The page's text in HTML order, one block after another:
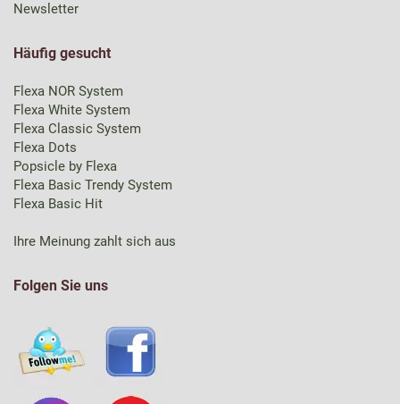
Newsletter
Häufig gesucht
Flexa NOR System
Flexa White System
Flexa Classic System
Flexa Dots
Popsicle by Flexa
Flexa Basic Trendy System
Flexa Basic Hit
Ihre Meinung zahlt sich aus
Folgen Sie uns